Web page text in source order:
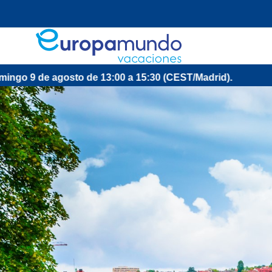
de 13:00 a 15:30 (CEST/Madrid).